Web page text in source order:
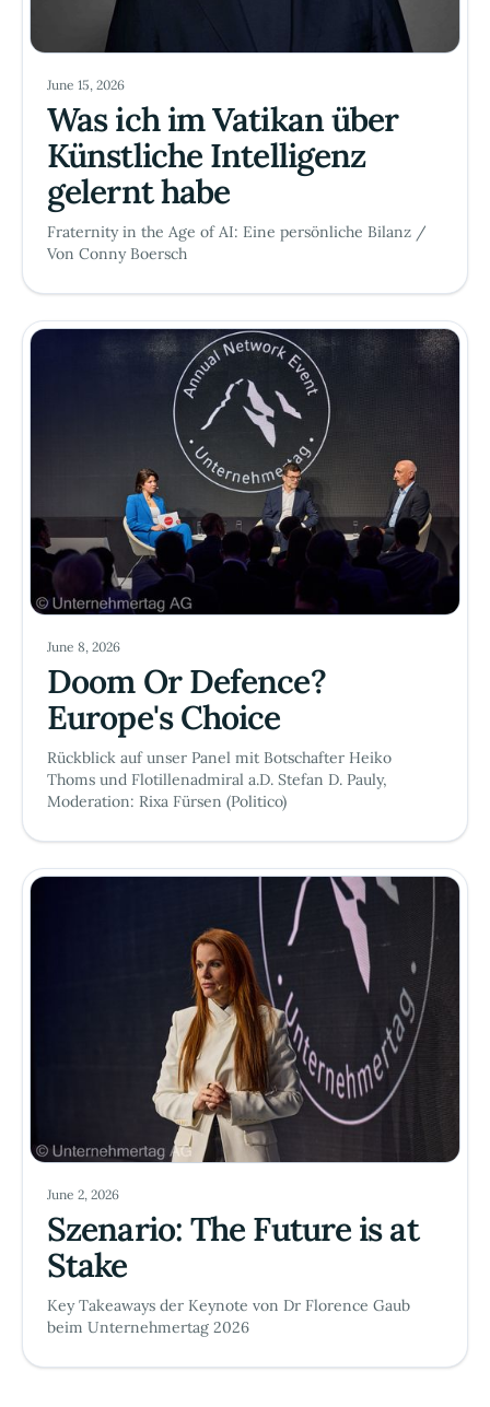
June 15, 2026
Was ich im Vatikan über
Künstliche Intelligenz
gelernt habe
Fraternity in the Age of AI: Eine persönliche Bilanz /
Von Conny Boersch
June 8, 2026
Doom Or Defence?
Europe's Choice
Rückblick auf unser Panel mit Botschafter Heiko
Thoms und Flotillenadmiral a.D. Stefan D. Pauly,
Moderation: Rixa Fürsen (Politico)
June 2, 2026
Szenario: The Future is at
Stake
Key Takeaways der Keynote von Dr Florence Gaub
beim Unternehmertag 2026